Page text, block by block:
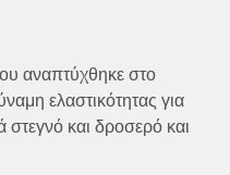
αναπτύχθηκε στο
ελαστικότητας για
και δροσερό και